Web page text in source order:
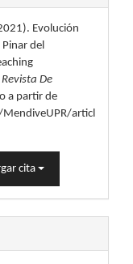
Evolución
del
De
a partir de
articl
cita